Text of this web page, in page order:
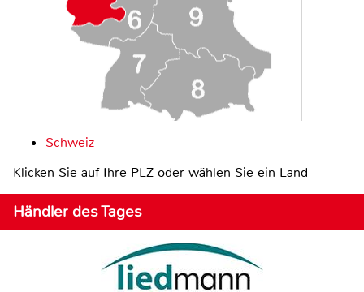
Schweiz
Klicken Sie auf Ihre PLZ oder wählen Sie ein Land
Händler des Tages